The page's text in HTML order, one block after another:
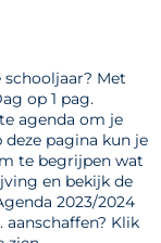
Met
op 1 pag.
agenda om je
pagina kun je
te begrijpen wat
en bekijk de
2023/2024
aanschaffen? Klik